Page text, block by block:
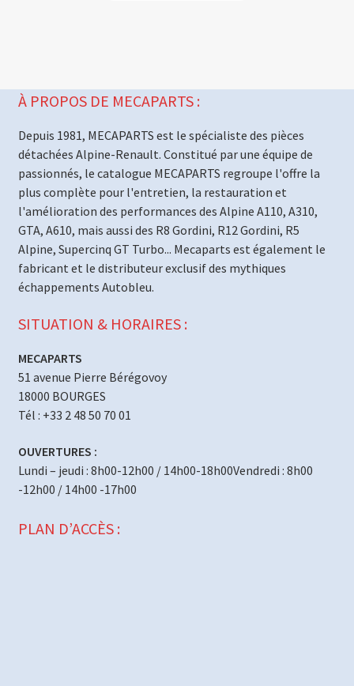
À PROPOS DE MECAPARTS :
Depuis 1981, MECAPARTS est le spécialiste des pièces
détachées Alpine-Renault. Constitué par une équipe de
passionnés, le catalogue MECAPARTS regroupe l'offre la
plus complète pour l'entretien, la restauration et
l'amélioration des performances des Alpine A110, A310,
GTA, A610, mais aussi des R8 Gordini, R12 Gordini, R5
Alpine, Supercinq GT Turbo... Mecaparts est également le
fabricant et le distributeur exclusif des mythiques
échappements Autobleu.
SITUATION & HORAIRES :
MECAPARTS
51 avenue Pierre Bérégovoy
18000 BOURGES
Tél : +33 2 48 50 70 01
OUVERTURES :
Lundi – jeudi : 8h00-12h00 / 14h00-18h00Vendredi : 8h00
-12h00 / 14h00 -17h00
PLAN D’ACCÈS :